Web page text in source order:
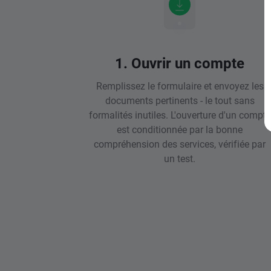
1. Ouvrir un compte
Remplissez le formulaire et envoyez les
documents pertinents - le tout sans
formalités inutiles. L'ouverture d'un compte
est conditionnée par la bonne
compréhension des services, vérifiée par
un test.